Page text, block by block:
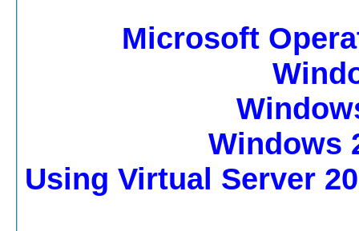
Microsoft
Windows
Using Virtual Server